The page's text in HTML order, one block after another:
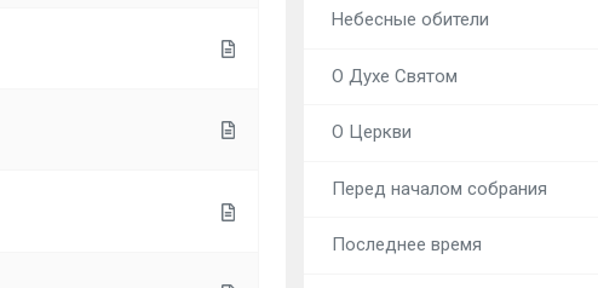
Небесные обители
О Духе Святом
О Церкви
Перед началом собрания
Последнее время